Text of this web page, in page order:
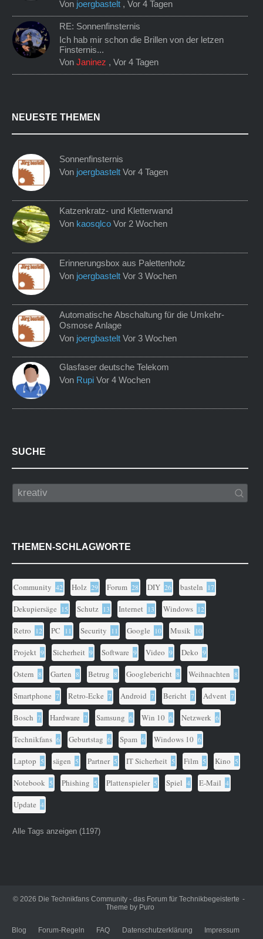
Von joergbastelt ,Vor 4 Tagen
RE: Sonnenfinsternis
Ich hab mir schon die Brillen von der letzen
Finsternis...
VonJaninez ,Vor 4 Tagen
NEUESTE THEMEN
Sonnenfinsternis
Von joergbastelt Vor 4 Tagen
Katzenkratz- und Kletterwand
Von kaosqlco Vor 2 Wochen
Erinnerungsbox aus Palettenholz
Von joergbastelt Vor 3 Wochen
Automatische Abschaltung für die Umkehr-
Osmose Anlage
Von joergbastelt Vor 3 Wochen
Glasfaser deutsche Telekom
Von Rupi Vor 4 Wochen
SUCHE
THEMEN-SCHLAGWORTE
Community 42 Holz 29 Forum 28 DIY 26 basteln 17
Dekupiersäge 15 Schutz 13 Internet 13 Windows 12
Retro 12 PC 11 Security 11 Google 10 Musik 10
Projekt 9 Sicherheit 9 Software 9 Video 9 Deko 9
Ostern 8 Garten 8 Betrug 8 Googlebericht 8 Weihnachten 8
Smartphone 7 Retro-Ecke 7 Android 7 Bericht 7 Advent 7
Bosch 7 Hardware 7 Samsung 6 Win 10 6 Netzwerk 6
Technikfans 6 Geburtstag 6 Spam 6 Windows 10 6
Laptop 5 sägen 5 Partner 5 IT Sicherheit 5 Film 5 Kino 5
Notebook 5 Phishing 5 Plattenspieler 5 Spiel 4 E-Mail 4
Update 4
Alle Tags anzeigen (1197)
© 2026 Die Technikfans Community - das Forum für Technikbegeisterte
Theme by Puro
Blog Forum-Regeln FAQ Datenschutzerklärung Impressum